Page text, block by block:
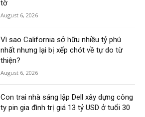
tờ
August 6, 2026
Vì sao California sở hữu nhiều tỷ phú
nhất nhưng lại bị xếp chót về tự do từ
thiện?
August 6, 2026
Con trai nhà sáng lập Dell xây dựng công
ty pin gia đình trị giá 13 tỷ USD ở tuổi 30